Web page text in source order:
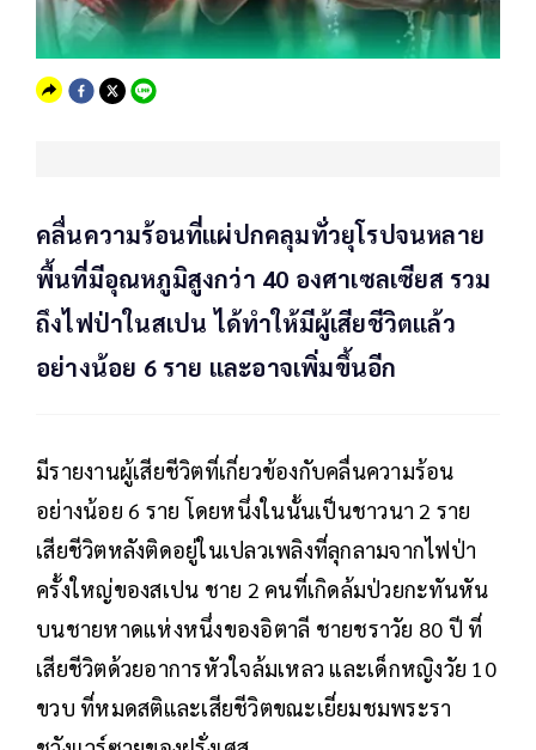
คลื่นความร้อนที่แผ่ปกคลุมทั่วยุโรปจนหลาย
พื้นที่มีอุณหภูมิสูงกว่า 40 องศาเซลเซียส รวม
ถึงไฟป่าในสเปน ได้ทำให้มีผู้เสียชีวิตแล้ว
อย่างน้อย 6 ราย และอาจเพิ่มขึ้นอีก
มีรายงานผู้เสียชีวิตที่เกี่ยวข้องกับคลื่นความร้อน
อย่างน้อย 6 ราย โดยหนึ่งในนั้นเป็นชาวนา 2 ราย
เสียชีวิตหลังติดอยู่ในเปลวเพลิงที่ลุกลามจากไฟป่า
ครั้งใหญ่ของสเปน ชาย 2 คนที่เกิดล้มป่วยกะทันหัน
บนชายหาดแห่งหนึ่งของอิตาลี ชายชราวัย 80 ปี ที่
เสียชีวิตด้วยอาการหัวใจล้มเหลว และเด็กหญิงวัย 10
ขวบ ที่หมดสติและเสียชีวิตขณะเยี่ยมชมพระรา